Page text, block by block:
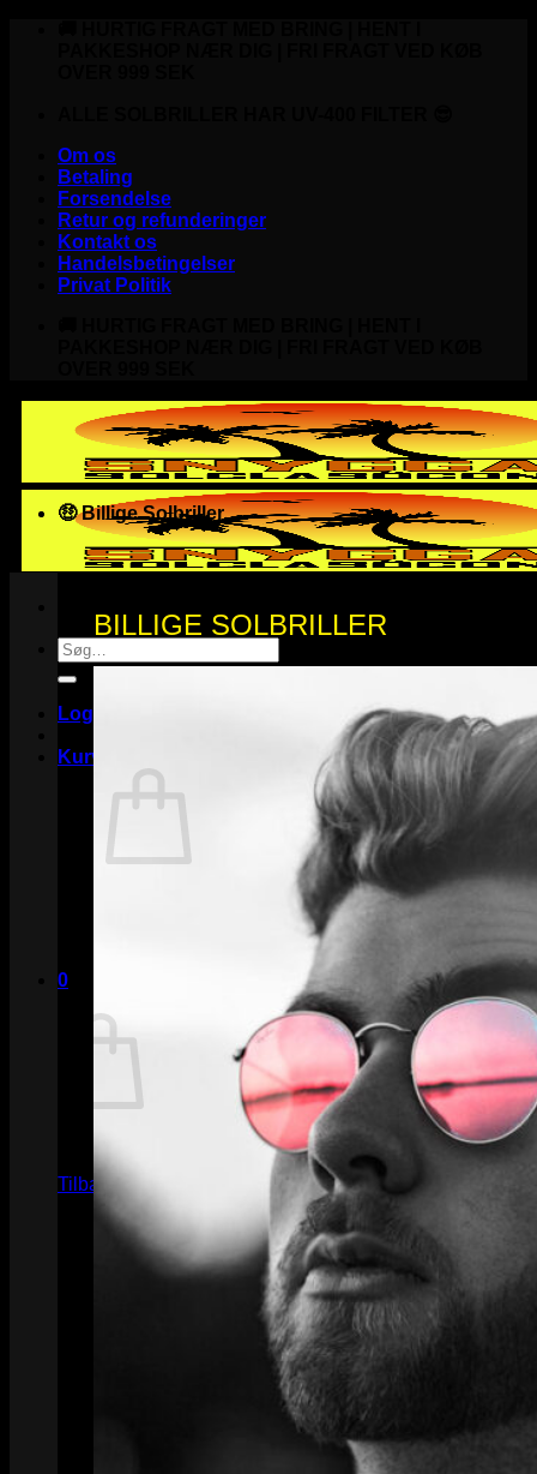
Om os
Betaling
Forsendelse
Retur og refunderinger
Kontakt os
Handelsbetingelser
Privat Politik
Søg
efter:
Log ind
Kurv /
0
Ingen varer i kurven.
Tilbage til shoppen
🤑 Billige Solbriller
BILLIGE SOLBRILLER